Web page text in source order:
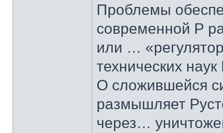
Проблемы
современной Р
или …
технических
О сложившейся
размышляет
через…